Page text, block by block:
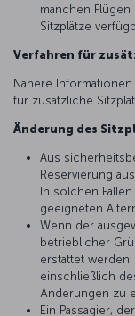
manchen
Sitzplätze
Verfahren für
Nähere
für zusätzliche
Änderung des
Aus
Reservierung
In solchen
geeigneten
Wenn der
betrieblicher
erstattet
einschließlich
Änderungen zu
Ein Passagier,